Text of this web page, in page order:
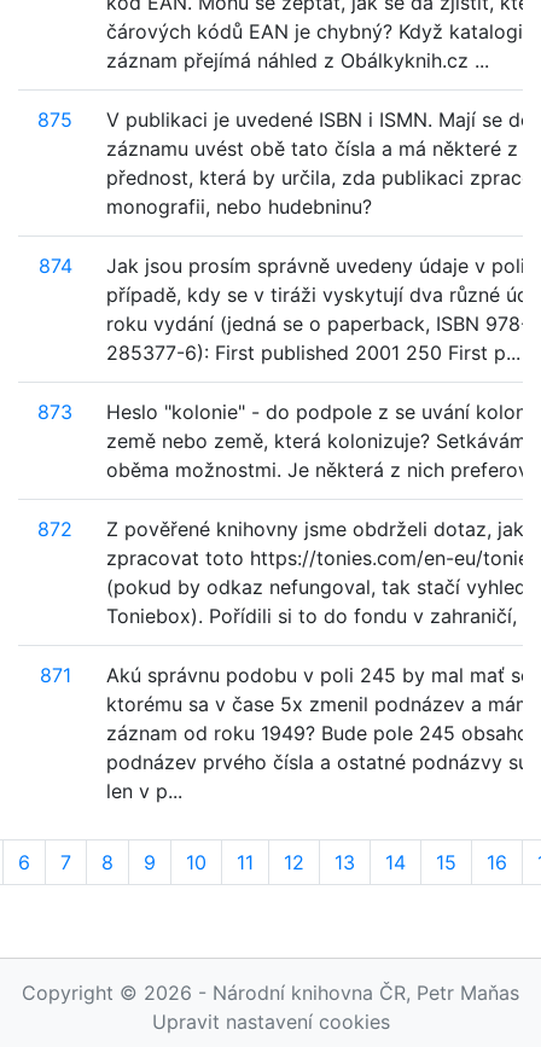
čárových kódů EAN je chybný? Když
záznam přejímá náhled z Obálkyknih.cz ...
875
V publikaci je uvedené ISBN i ISMN. Mají se do
záznamu uvést obě tato čísla a má některé z
přednost, která by určila, zda publikaci
monografii, nebo hudebninu?
874
Jak jsou prosím správně uvedeny údaje v poli
případě, kdy se v tiráži vyskytují dva různé
roku vydání (jedná se o paperback, ISBN 978-
285377-6): First published 2001 250 First p...
873
Heslo "kolonie" - do podpole z se uvání
země nebo země, která kolonizuje? Setkávám
oběma možnostmi. Je některá z nich
872
Z pověřené knihovny jsme obdrželi dotaz, jak
zpracovat toto https://tonies.com/en-eu/
(pokud by odkaz nefungoval, tak stačí
Toniebox). Pořídili si to do fondu v zahraničí,
871
Akú správnu podobu v poli 245 by mal mať
ktorému sa v čase 5x zmenil podnázev a
záznam od roku 1949? Bude pole 245
podnázev prvého čísla a ostatné podnázvy sú
len v p...
6 7 8 9 10 11 12 13 14 15 16
Copyright © 2026 - Národní knihovna ČR, Petr Maňas
Upravit nastavení cookies